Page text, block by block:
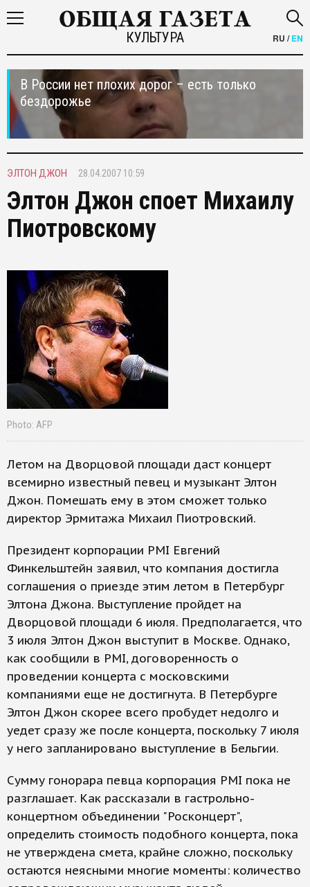
КУЛЬТУРА RU /EN
В России нет плохих дорог – есть только
бездорожье
ЭЛТОН ДЖОН 28.04.2007 10:59
Элтон Джон споет Михаилу
Пиотровскому
Photo: AFP
Летом на Дворцовой площади даст концерт
всемирно известный певец и музыкант Элтон
Джон. Помешать ему в этом сможет только
директор Эрмитажа Михаил Пиотровский.
Президент корпорации PMI Евгений
Финкельштейн заявил, что компания достигла
соглашения о приезде этим летом в Петербург
Элтона Джона. Выступление пройдет на
Дворцовой площади 6 июля. Предполагается, что
3 июля Элтон Джон выступит в Москве. Однако,
как сообщили в PMI, договоренность о
проведении концерта с московскими
компаниями еще не достигнута. В Петербурге
Элтон Джон скорее всего пробудет недолго и
уедет сразу же после концерта, поскольку 7 июля
у него запланировано выступление в Бельгии.
Сумму гонорара певца корпорация PMI пока не
разглашает. Как рассказали в гастрольно-
концертном объединении "Росконцерт",
определить стоимость подобного концерта, пока
не утверждена смета, крайне сложно, поскольку
остаются неясными многие моменты: количество